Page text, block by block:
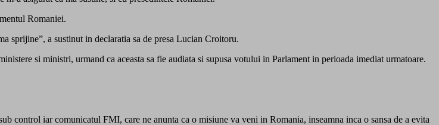
Romaniei.
sprijine”, a sustinut in declaratia sa de presa Lucian Croitoru.
si ministri, urmand ca aceasta sa fie audiata si supusa votului in Parlament in perioada imediat urmatoare.
control iar comunicatul FMI, care ne anunta ca o misiune va veni in Romania, inseamna inca o sansa de a evita